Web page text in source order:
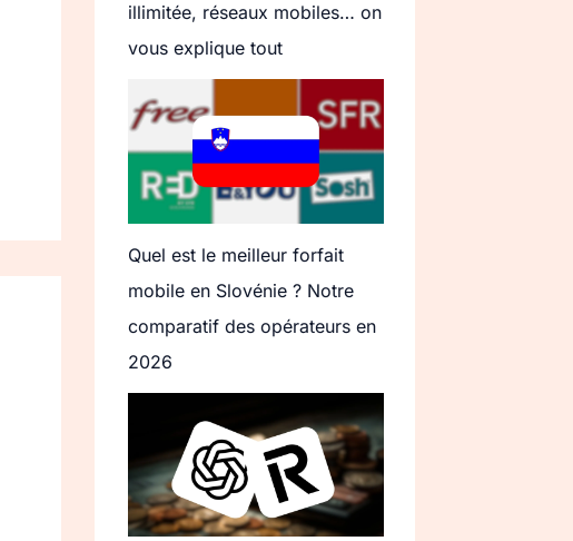
illimitée, réseaux mobiles… on
vous explique tout
Quel est le meilleur forfait
mobile en Slovénie ? Notre
comparatif des opérateurs en
2026